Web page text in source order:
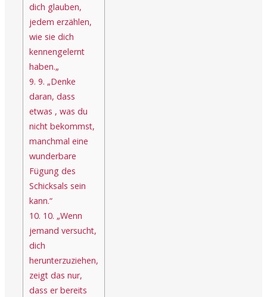
dich glauben,
jedem erzählen,
wie sie dich
kennengelernt
haben.„
9. 9. „Denke
daran, dass
etwas , was du
nicht bekommst,
manchmal eine
wunderbare
Fügung des
Schicksals sein
kann.“
10. 10. „Wenn
jemand versucht,
dich
herunterzuziehen,
zeigt das nur,
dass er bereits